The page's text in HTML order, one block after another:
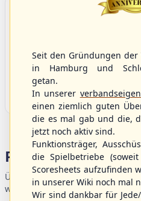
Bargenstedt
Beavers
Portalbereiche
Übersicht der
weiterführende Informationen.
Seit den Gründungen der
in Hamburg und
getan.
In unserer
einen ziemlich guten
die es mal gab und die,
jetzt noch aktiv sind.
Funktionsträger,
die Spielbetriebe
Scoresheets aufzufinden
in unserer Wiki noch mal
Wir sind dankbar für